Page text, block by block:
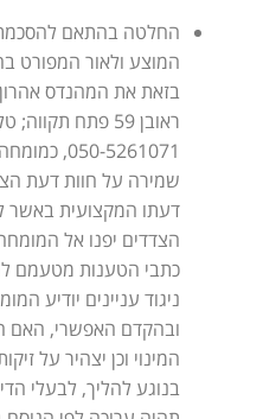
החלטה בהתאם
המוצע ולאור המפורט
בזאת את המהנדס
050-
שמירה על חוות דעת
דעתו המקצועית באשר
כתבי הטענות מטעמם
ניגוד עניינים יודיע
ובהקדם האפשרי, האם
המינוי וכן יצהיר על
בנוגע להליך, לבעלי